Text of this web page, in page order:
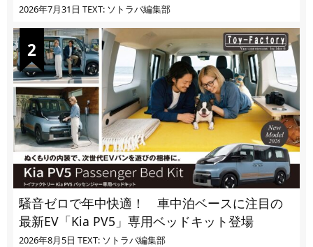
2026年7月31日 TEXT: ソトラバ編集部
騒音ゼロで年中快適！ 車中泊ベースに注目の
最新EV「Kia PV5」専用ベッドキット登場
2026年8月5日 TEXT: ソトラバ編集部